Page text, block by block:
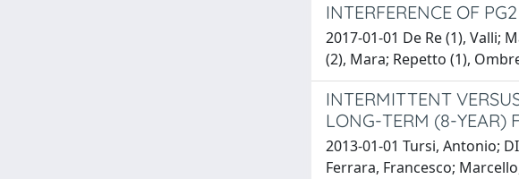
INTERFERENCE OF
2017-01-01 De Re (1), Valli;
(2), Mara; Repetto (1),
INTERMITTENT
LONG-TERM (8-YEAR)
2013-01-01 Tursi, Antonio;
Ferrara, Francesco;